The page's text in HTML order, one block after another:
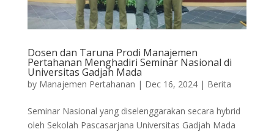
Dosen dan Taruna Prodi Manajemen
Pertahanan Menghadiri Seminar Nasional di
Universitas Gadjah Mada
by Manajemen Pertahanan | Dec 16, 2024| Berita
Seminar Nasional yang diselenggarakan secara hybrid
oleh Sekolah Pascasarjana Universitas Gadjah Mada